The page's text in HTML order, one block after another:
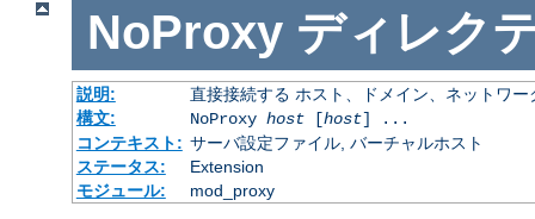
NoProxy ディレク
説明:
直接接続する ホスト、ドメイン、ネットワー
構文:
NoProxy host[host] ...
コンテキスト: サーバ設定ファイル, バーチャルホスト
ステータス:
Extension
モジュール:
mod_proxy